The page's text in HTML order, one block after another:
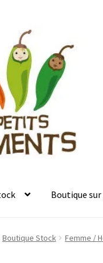
Boutique
Boutique Stock Femme /